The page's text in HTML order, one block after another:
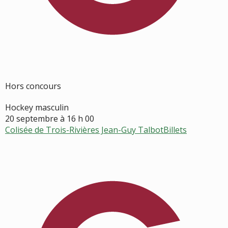
Hors concours
Hockey masculin
20 septembre à 16 h 00
Colisée de Trois-Rivières Jean-Guy TalbotBillets